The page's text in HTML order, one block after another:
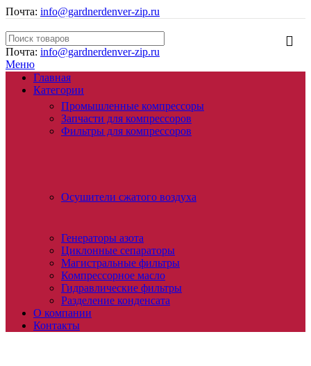
Почта: info@gardnerdenver-zip.ru
Почта: info@gardnerdenver-zip.ru
Меню
Главная
Категории
Промышленные компрессоры
Запчасти для компрессоров
Фильтры для компрессоров
Осушители сжатого воздуха
Генераторы азота
Циклонные сепараторы
Магистральные фильтры
Компрессорное масло
Гидравлические фильтры
Разделение конденсата
О компании
Контакты